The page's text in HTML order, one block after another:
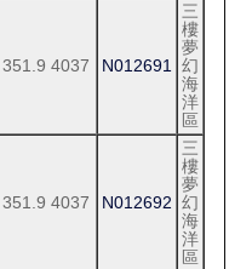
351.9 4037 N012691
三
樓
夢
幻
海
洋
區
351.9 4037 N012692
三
樓
夢
幻
海
洋
區